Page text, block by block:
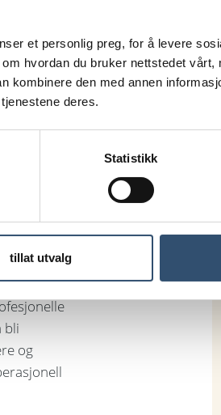
et personlig preg, for å levere
hvordan du bruker nettstedet vårt,
kombinere den med annen
deres.
Statistikk
tillat utvalg
bli
og